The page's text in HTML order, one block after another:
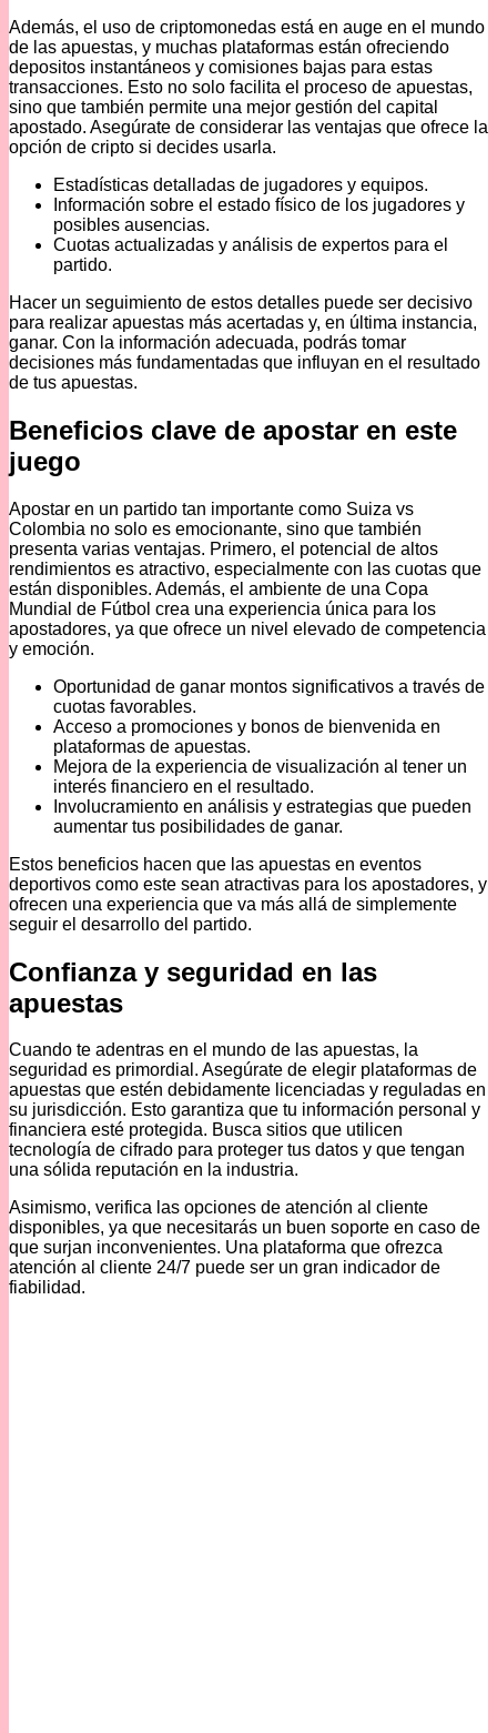
Además, el uso de criptomonedas está en auge en el mundo
de las apuestas, y muchas plataformas están ofreciendo
depositos instantáneos y comisiones bajas para estas
transacciones. Esto no solo facilita el proceso de apuestas,
sino que también permite una mejor gestión del capital
apostado. Asegúrate de considerar las ventajas que ofrece la
opción de cripto si decides usarla.
Estadísticas detalladas de jugadores y equipos.
Información sobre el estado físico de los jugadores y
posibles ausencias.
Cuotas actualizadas y análisis de expertos para el
partido.
Hacer un seguimiento de estos detalles puede ser decisivo
para realizar apuestas más acertadas y, en última instancia,
ganar. Con la información adecuada, podrás tomar
decisiones más fundamentadas que influyan en el resultado
de tus apuestas.
Beneficios clave de apostar en este
juego
Apostar en un partido tan importante como Suiza vs
Colombia no solo es emocionante, sino que también
presenta varias ventajas. Primero, el potencial de altos
rendimientos es atractivo, especialmente con las cuotas que
están disponibles. Además, el ambiente de una Copa
Mundial de Fútbol crea una experiencia única para los
apostadores, ya que ofrece un nivel elevado de competencia
y emoción.
Oportunidad de ganar montos significativos a través de
cuotas favorables.
Acceso a promociones y bonos de bienvenida en
plataformas de apuestas.
Mejora de la experiencia de visualización al tener un
interés financiero en el resultado.
Involucramiento en análisis y estrategias que pueden
aumentar tus posibilidades de ganar.
Estos beneficios hacen que las apuestas en eventos
deportivos como este sean atractivas para los apostadores, y
ofrecen una experiencia que va más allá de simplemente
seguir el desarrollo del partido.
Confianza y seguridad en las
apuestas
Cuando te adentras en el mundo de las apuestas, la
seguridad es primordial. Asegúrate de elegir plataformas de
apuestas que estén debidamente licenciadas y reguladas en
su jurisdicción. Esto garantiza que tu información personal y
financiera esté protegida. Busca sitios que utilicen
tecnología de cifrado para proteger tus datos y que tengan
una sólida reputación en la industria.
Asimismo, verifica las opciones de atención al cliente
disponibles, ya que necesitarás un buen soporte en caso de
que surjan inconvenientes. Una plataforma que ofrezca
atención al cliente 24/7 puede ser un gran indicador de
fiabilidad.